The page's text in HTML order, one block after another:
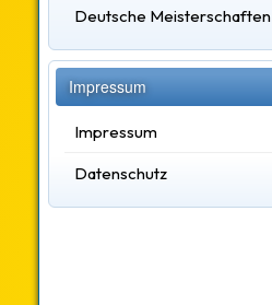
Deutsche Meisterschaften
Impressum
Impressum
Datenschutz